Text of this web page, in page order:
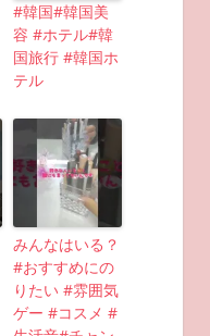
#韓国#韓国美
容 #ホテル#韓
国旅行 #韓国ホ
テル
みんなはいる？
#おすすめにの
りたい #雰囲気
ゲー #コスメ #